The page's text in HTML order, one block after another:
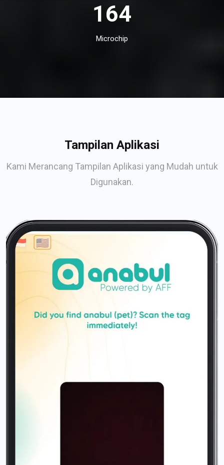
164
Microchip
Tampilan Aplikasi
Kami Merancang Tampilan Aplikasi yang Mudah untuk
Digunakan.